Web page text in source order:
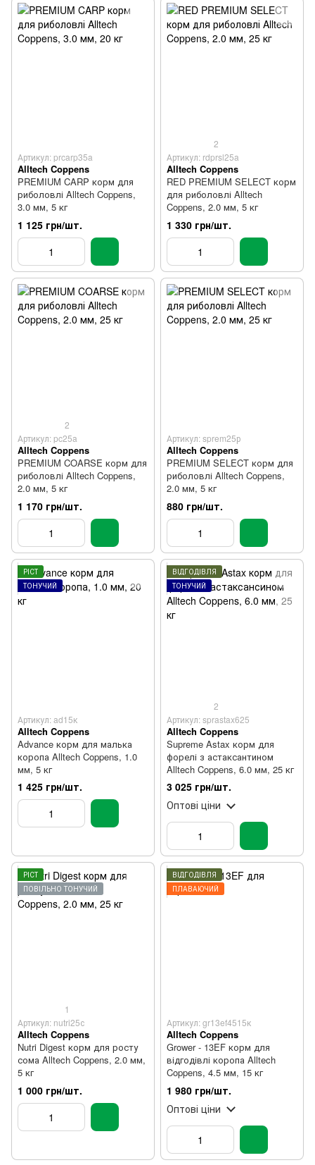
Артикул: prcarp35a
Alltech Coppens
PREMIUM CARP корм для
риболовлі Alltech Coppens,
3.0 мм, 5 кг
1 125 грн/шт.
2
Артикул: rdprsl25a
Alltech Coppens
RED PREMIUM SELECT корм
для риболовлі Alltech
Coppens, 2.0 мм, 5 кг
1 330 грн/шт.
2
Артикул: pc25a
Alltech Coppens
PREMIUM COARSE корм для
риболовлі Alltech Coppens,
2.0 мм, 5 кг
1 170 грн/шт.
Артикул: sprem25р
Alltech Coppens
PREMIUM SELECT корм для
риболовлі Alltech Coppens,
2.0 мм, 5 кг
880 грн/шт.
РІСТ
ТОНУЧИЙ
Артикул: ad15к
Alltech Coppens
Advance корм для малька
коропа Alltech Coppens, 1.0
мм, 5 кг
1 425 грн/шт.
ВІДГОДІВЛЯ
ТОНУЧИЙ
2
Артикул: sprastax625
Alltech Coppens
Supreme Astax корм для
форелі з астаксантином
Alltech Coppens, 6.0 мм, 25 кг
3 025 грн/шт.
Оптові ціни
РІСТ
ПОВІЛЬНО ТОНУЧИЙ
1
Артикул: nutri25с
Alltech Coppens
Nutri Digest корм для росту
сома Alltech Coppens, 2.0 мм,
5 кг
1 000 грн/шт.
ВІДГОДІВЛЯ
ПЛАВАЮЧИЙ
Артикул: gr13ef4515к
Alltech Coppens
Grower - 13EF корм для
відгодівлі коропа Alltech
Coppens, 4.5 мм, 15 кг
1 980 грн/шт.
Оптові ціни